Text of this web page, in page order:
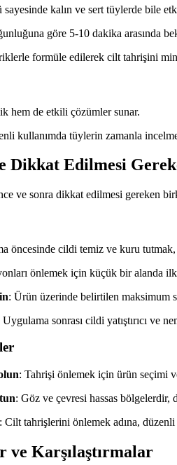
kalın ve sert tüylerde bile
göre 5-10 dakika arasında
formüle edilerek cilt tahrişini
hem de etkili çözümler sunar.
kullanımda tüylerin zamanla
Dikkat Edilmesi
ve sonra dikkat edilmesi gereken
öncesinde cildi temiz ve kuru tutmak,
önlemek için küçük bir alanda
: Ürün üzerinde belirtilen maksimum
Uygulama sonrası cildi yatıştırıcı ve
: Tahrişi önlemek için ürün seçimi
: Göz ve çevresi hassas bölgelerdir,
: Cilt tahrişlerini önlemek adına, düzenli
Karşılaştırmalar